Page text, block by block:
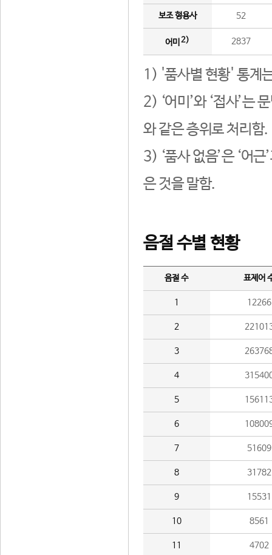
보조 형용사 52
어미 2) 2837
1) '품사별 현황' 통계
2) ‘어미’와 ‘접사’는
와 같은 층위로 처리함.
3) ‘품사 없음’은 ‘어
은 것을 말함.
음절 수별 현황
음절 수 표제어
1 12266
2
3
4
5
6
7 51609
8 31782
9 15531
10 8561
11 4702